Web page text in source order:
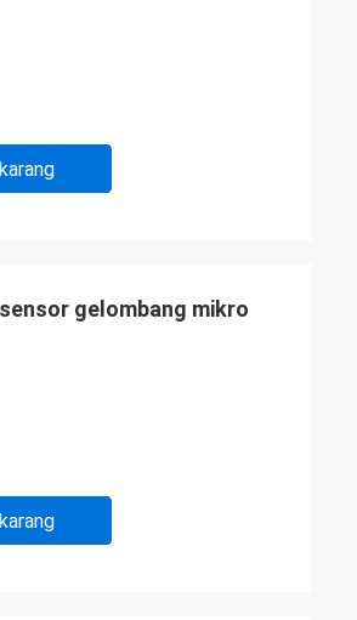
gelombang mikro